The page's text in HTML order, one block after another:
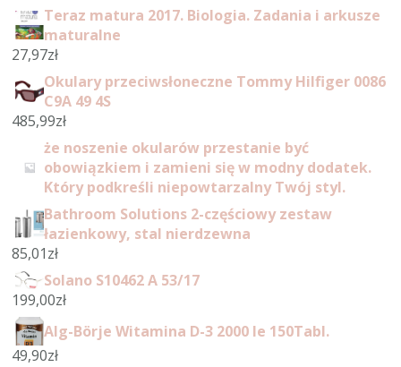
Teraz matura 2017. Biologia. Zadania i arkusze
maturalne
27,97zł
Okulary przeciwsłoneczne Tommy Hilfiger 0086
C9A 49 4S
485,99zł
że noszenie okularów przestanie być
obowiązkiem i zamieni się w modny dodatek.
Który podkreśli niepowtarzalny Twój styl.
Bathroom Solutions 2-częściowy zestaw
łazienkowy, stal nierdzewna
85,01zł
Solano S10462 A 53/17
199,00zł
Alg-Börje Witamina D-3 2000 Ie 150Tabl.
49,90zł